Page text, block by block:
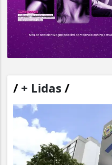
/ + Lidas /